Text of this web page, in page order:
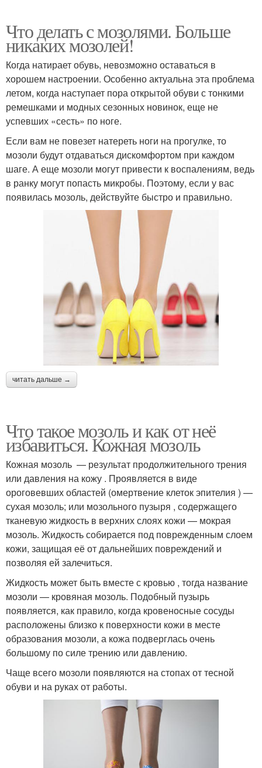
Что делать с мозолями. Больше
никаких мозолей!
Когда натирает обувь, невозможно оставаться в
хорошем настроении. Особенно актуальна эта проблема
летом, когда наступает пора открытой обуви с тонкими
ремешками и модных сезонных новинок, еще не
успевших «сесть» по ноге.
Если вам не повезет натереть ноги на прогулке, то
мозоли будут отдаваться дискомфортом при каждом
шаге. А еще мозоли могут привести к воспалениям, ведь
в ранку могут попасть микробы. Поэтому, если у вас
появилась мозоль, действуйте быстро и правильно.
читать дальше →
Что такое мозоль и как от неё
избавиться. Кожная мозоль
Кожная мозоль — результат продолжительного трения
или давления на кожу . Проявляется в виде
ороговевших областей (омертвение клеток эпителия ) —
сухая мозоль; или мозольного пузыря , содержащего
тканевую жидкость в верхних слоях кожи — мокрая
мозоль. Жидкость собирается под поврежденным слоем
кожи, защищая её от дальнейших повреждений и
позволяя ей залечиться.
Жидкость может быть вместе с кровью , тогда название
мозоли — кровяная мозоль. Подобный пузырь
появляется, как правило, когда кровеносные сосуды
расположены близко к поверхности кожи в месте
образования мозоли, а кожа подверглась очень
большому по силе трению или давлению.
Чаще всего мозоли появляются на стопах от тесной
обуви и на руках от работы.